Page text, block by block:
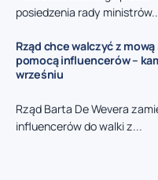
posiedzenia rady
Rząd chce walczyć z
pomocą influencerów –
wrześniu
Rząd Barta De Wevera
influencerów do walki z...